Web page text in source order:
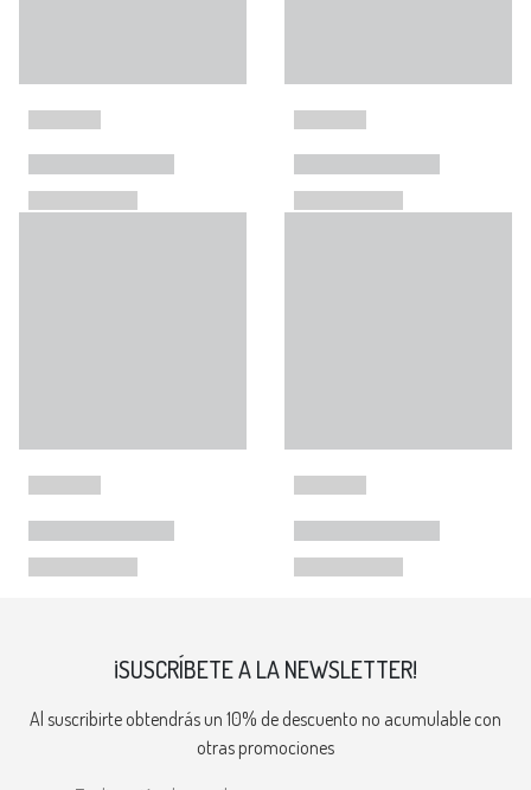
¡SUSCRÍBETE A LA NEWSLETTER!
Al suscribirte obtendrás un 10% de descuento no acumulable con
otras promociones